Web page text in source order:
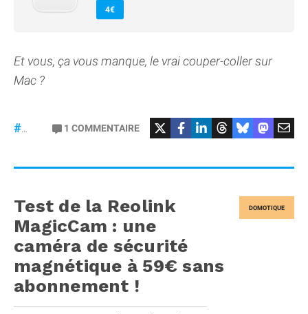
4€
Et vous, ça vous manque, le vrai couper-coller sur
Mac ?
#macOS 1 COMMENTAIRE
DOMOTIQUE
Test de la Reolink
MagicCam : une
caméra de sécurité
magnétique à 59€ sans
abonnement !